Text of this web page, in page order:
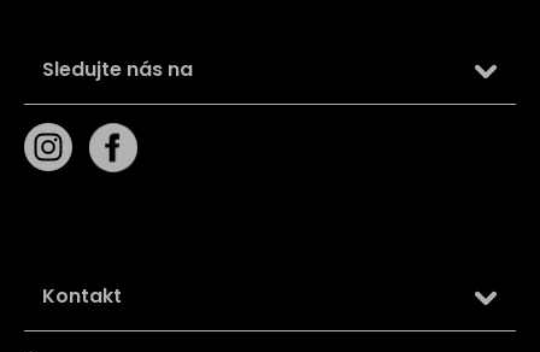
Sledujte nás na
Kontakt